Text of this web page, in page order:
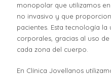
monopolar que utilizamos
no invasivo y que
pacientes. Esta tecnología
corporales, gracias al uso
cada zona del cuerpo.
En Clínica Jovellanos